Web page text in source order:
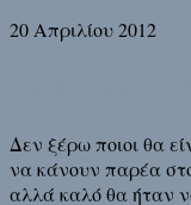
20 Απριλίου 2012
Δεν ξέρω ποιοι θα
να κάνουν παρέα
αλλά καλό θα ήταν